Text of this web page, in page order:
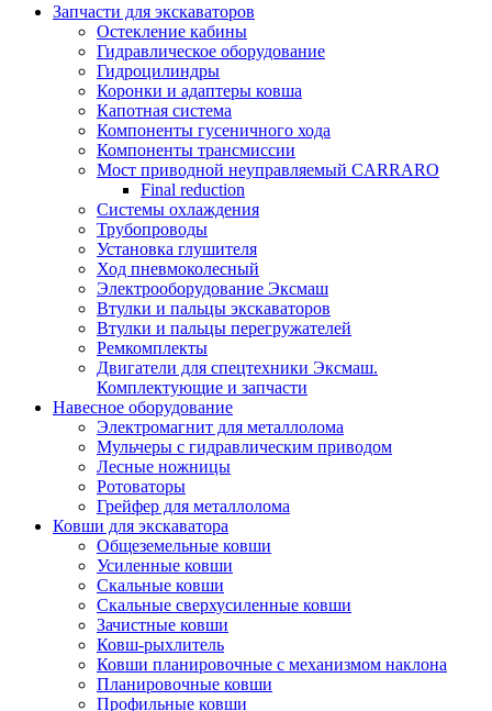
Запчасти для экскаваторов
Остекление кабины
Гидравлическое оборудование
Гидроцилиндры
Коронки и адаптеры ковша
Капотная система
Компоненты гусеничного хода
Компоненты трансмиссии
Мост приводной неуправляемый CARRARO
Final reduction
Системы охлаждения
Трубопроводы
Установка глушителя
Ход пневмоколесный
Электрооборудование Эксмаш
Втулки и пальцы экскаваторов
Втулки и пальцы перегружателей
Ремкомплекты
Двигатели для спецтехники Эксмаш.
Комплектующие и запчасти
Навесное оборудование
Электромагнит для металлолома
Мульчеры с гидравлическим приводом
Лесные ножницы
Ротоваторы
Грейфер для металлолома
Ковши для экскаватора
Общеземельные ковши
Усиленные ковши
Скальные ковши
Скальные сверхусиленные ковши
Зачистные ковши
Ковш-рыхлитель
Ковши планировочные с механизмом наклона
Планировочные ковши
Профильные ковши